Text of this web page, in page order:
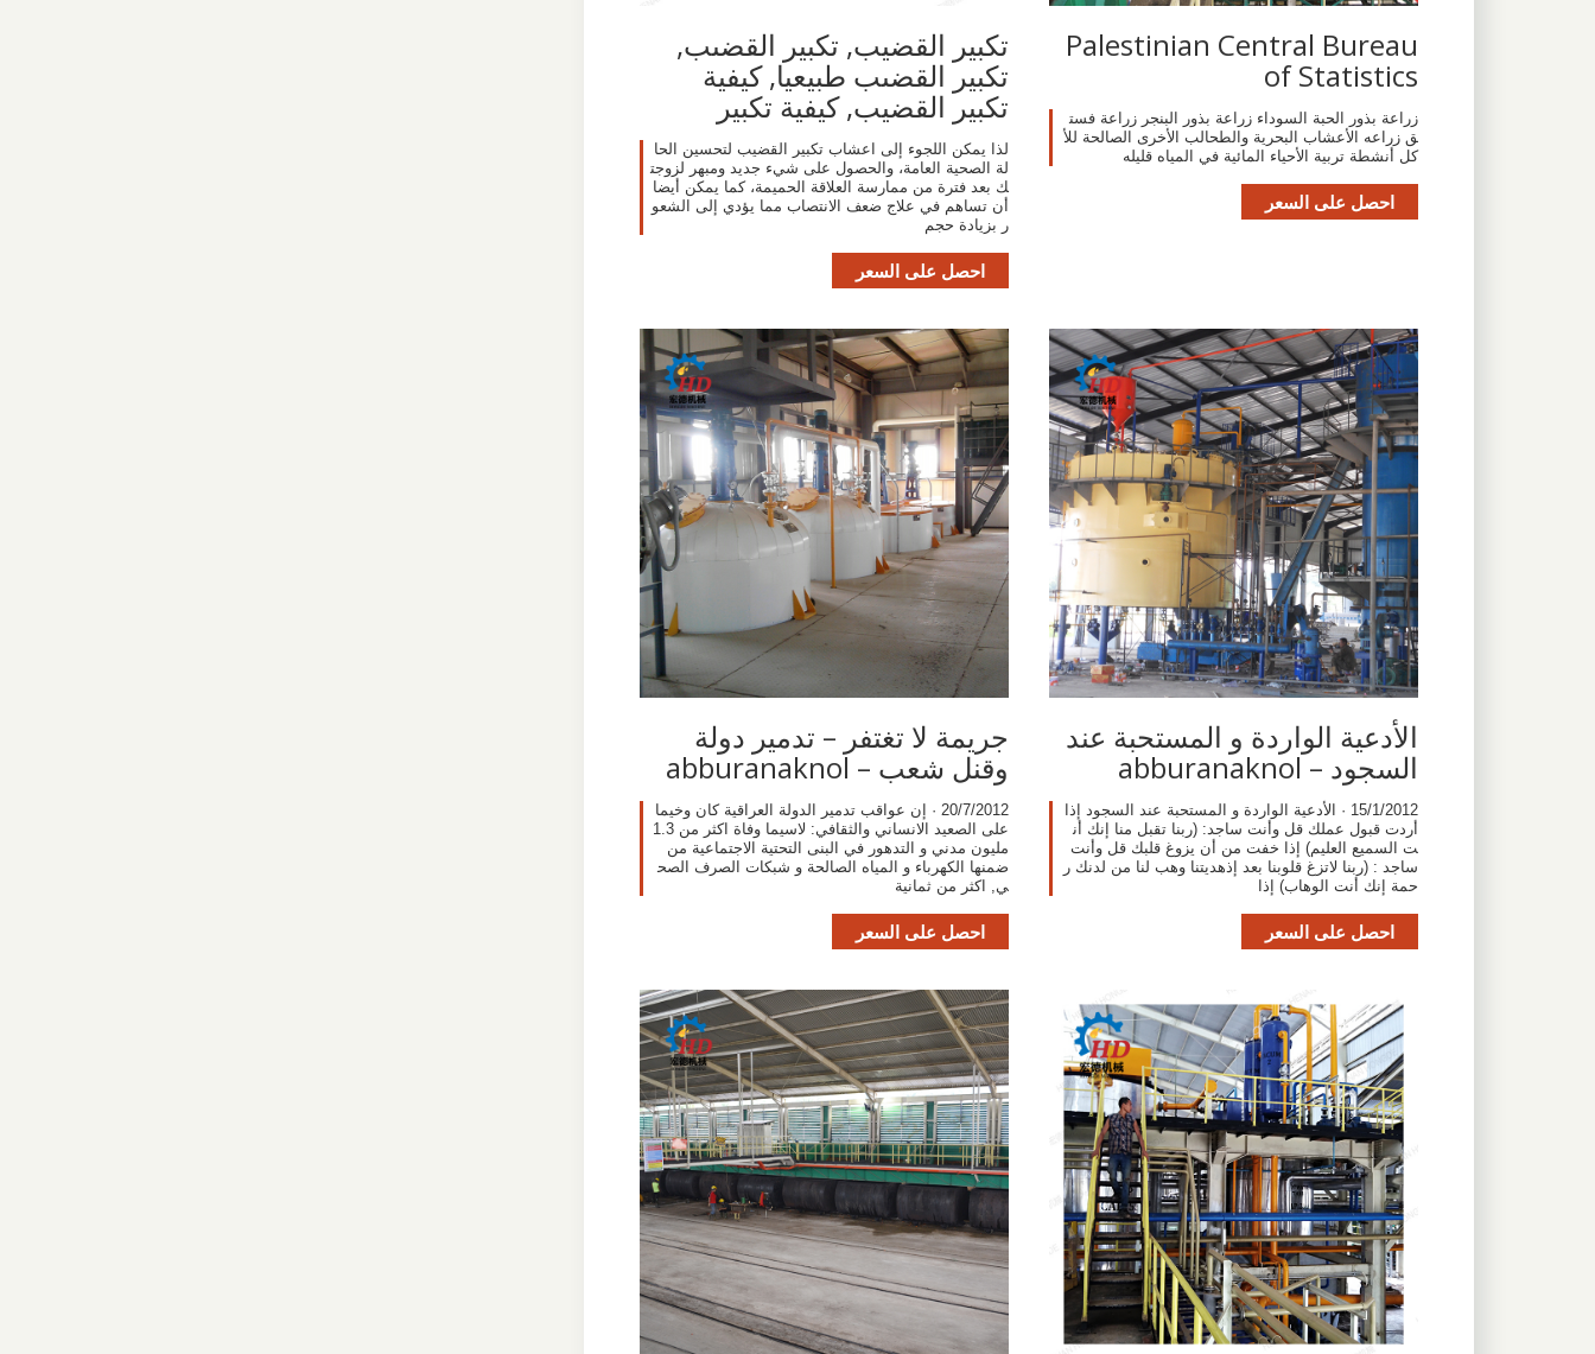
Palestinian Central Bureau
of Statistics
زراعة بذور الحبة السوداء زراعة بذور البنجر زراعة فست
ق زراعه الأعشاب البحرية والطحالب الأخرى الصالحة للأ
كل أنشطة تربية الأحياء المائية في المياه قليله
احصل على السعر
تكبير القضيب, تكبير القضىب,
تكبير القضىب طبيعيا, كيفية
تكبير القضيب, كيفية تكبير
لذا يمكن اللجوء إلى اعشاب تكبير القضيب لتحسين الحا
لة الصحية العامة، والحصول على شيء جديد ومبهر لزوجت
ك بعد فترة من ممارسة العلاقة الحميمة، كما يمكن أيضا
أن تساهم في علاج ضعف الانتصاب مما يؤدي إلى الشعو
ر بزيادة حجم
احصل على السعر
الأدعية الواردة و المستحبة عند
السجود – abburanaknol
15/1/2012 · الأدعية الواردة و المستحبة عند السجود إذا
أردت قبول عملك قل وأنت ساجد: (ربنا تقبل منا إنك أن
ت السميع العليم) إذا خفت من أن يزوغ قلبك قل وأنت
ساجد : (ربنا لاتزغ قلوبنا بعد إذهديتنا وهب لنا من لدنك ر
حمة إنك أنت الوهاب) إذا
احصل على السعر
جريمة لا تغتفر – تدمير دولة
وقنل شعب – abburanaknol
20/7/2012 · إن عواقب تدمير الدولة العراقية كان وخيما
على الصعيد الانساني والثقافي: لاسيما وفاة اكثر من 1.3
مليون مدني و التدهور في البنى التحتية الاجتماعية من
ضمنها الكهرباء و المياه الصالحة و شبكات الصرف الصح
ي, اكثر من ثمانية
احصل على السعر